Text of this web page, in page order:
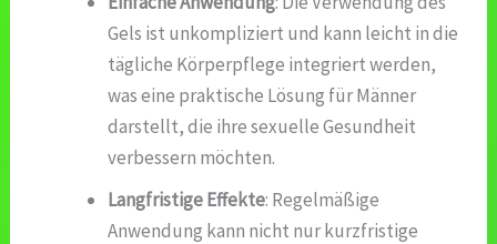
Gels ist unkompliziert und kann leicht in die
tägliche Körperpflege integriert werden,
was eine praktische Lösung für Männer
darstellt, die ihre sexuelle Gesundheit
verbessern möchten.
Langfristige Effekte: Regelmäßige
Anwendung kann nicht nur kurzfristige